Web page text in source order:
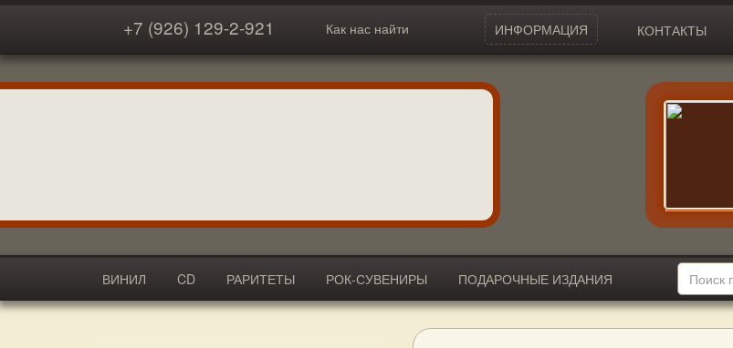
+7 (926) 129-2-921 Как нас найти ИНФОРМАЦИЯ КОНТАКТЫ
ВИНИЛ CD РАРИТЕТЫ РОК-СУВЕНИРЫ
ПОДАРОЧНЫЕ ИЗДАНИЯ
АКСЕССУАРЫ